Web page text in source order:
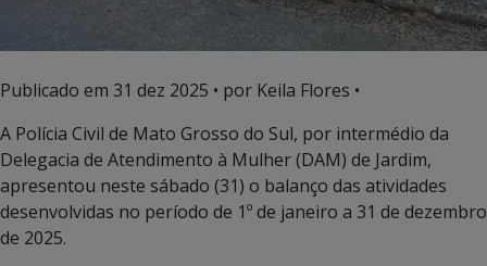
Publicado em 31 dez 2025 • por Keila Flores •
A Polícia Civil de Mato Grosso do Sul, por intermédio da
Delegacia de Atendimento à Mulher (DAM) de Jardim,
apresentou neste sábado (31) o balanço das atividades
desenvolvidas no período de 1º de janeiro a 31 de dezembro
de 2025.